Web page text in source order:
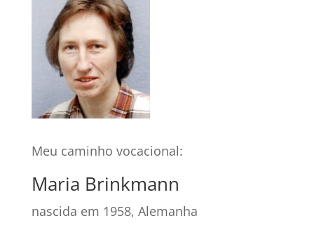
Meu caminho vocacional:
Maria Brinkmann
nascida em 1958, Alemanha